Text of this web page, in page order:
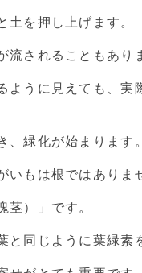
を押し上げます。
されることもあり
ように見えても、
緑化が始まります。
もは根ではありま
）」です。
と同じように葉緑素